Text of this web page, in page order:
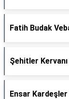
Fatih Budak
Şehitler
Ensar